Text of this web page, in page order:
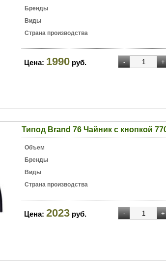
Бренды
Виды
Страна производства
Цена: 1990 руб.
Типод Brand 76 Чайник с кнопкой
Объем
Бренды
Виды
Страна производства
Цена: 2023 руб.